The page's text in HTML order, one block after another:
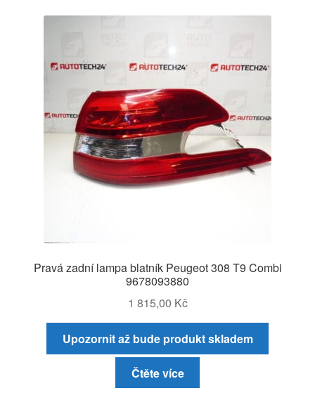
Pravá zadní lampa blatník Peugeot 308 T9 Combi
9678093880
1 815,00 Kč
Upozornit až bude produkt skladem
Čtěte více